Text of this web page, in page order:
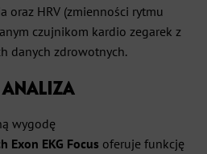
oraz HRV (zmienności rytmu
czujnikom kardio zegarek z
danych zdrowotnych.
wygodę
Exon EKG Focus oferuje funkcję